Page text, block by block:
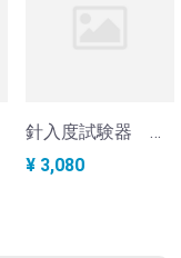
針入度試験器 試料容器 φ70×50mm KA-1b
¥ 3,080